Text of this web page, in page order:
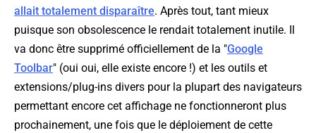
allait totalement disparaître. Après tout, tant mieux
puisque son obsolescence le rendait totalement inutile. Il
va donc être supprimé officiellement de la "Google
Toolbar" (oui oui, elle existe encore !) et les outils et
extensions/plug-ins divers pour la plupart des navigateurs
permettant encore cet affichage ne fonctionneront plus
prochainement, une fois que le déploiement de cette